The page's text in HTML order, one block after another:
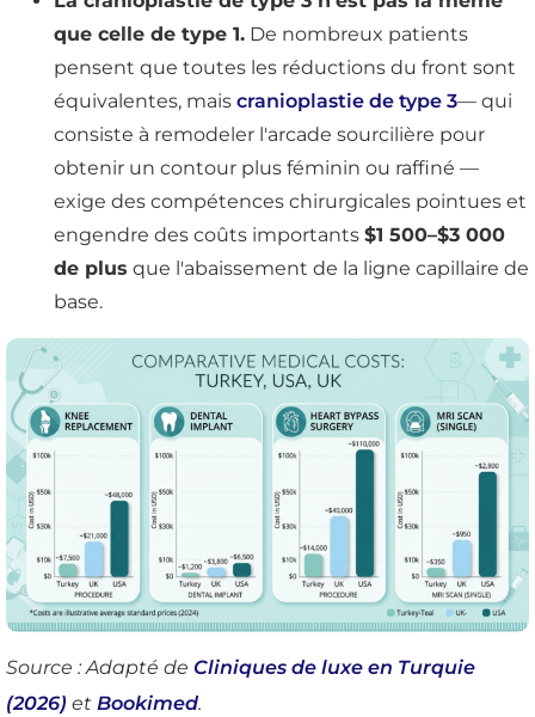
que celle de type 1. De nombreux patients
pensent que toutes les réductions du front sont
équivalentes, mais cranioplastie de type 3— qui
consiste à remodeler l'arcade sourcilière pour
obtenir un contour plus féminin ou raffiné —
exige des compétences chirurgicales pointues et
engendre des coûts importants $1 500–$3 000
de plus que l'abaissement de la ligne capillaire de
base.
Source : Adapté de Cliniques de luxe en Turquie
(2026) et Bookimed.